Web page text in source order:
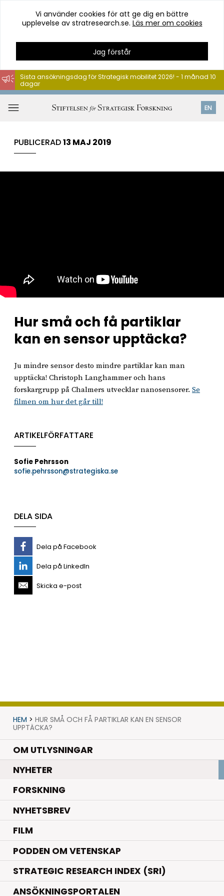
Hoppa
till
innehåll
Vi använder cookies för att ge dig en bättre
upplevelse av stratresearch.se. Läs mer om cookies
Jag förstår
EN
Sista ansökningsdag för Strategisk mobilitet 2026! - 1 månad 10
dagar
PUBLICERAD13 MAJ 2019
Hur små och få partiklar
kan en sensor upptäcka?
Ju mindre sensor desto mindre partiklar kan man
upptäcka! Christoph Langhammer och hans
forskargrupp på Chalmers utvecklar nanosensorer. Se
filmen om hur det går till!
ARTIKELFÖRFATTARE
Sofie Pehrsson
sofie.pehrsson@strategiska.se
DELA SIDA
Dela på Facebook
Dela på LinkedIn
Skicka e-post
HEM > HUR SMÅ OCH FÅ PARTIKLAR KAN EN SENSOR
UPPTÄCKA?
OM UTLYSNINGAR
NYHETER.
FORSKNING.
NYHETSBREV
FILM
PODDEN OM VETENSKAP
STRATEGIC RESEARCH INDEX (SRI)
ANSÖKNINGSPORTALEN